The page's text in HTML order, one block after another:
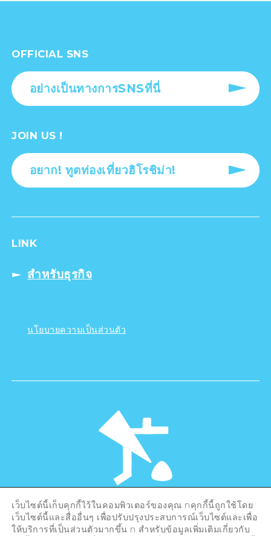
OFFICIAL SNS
อย่างเป็นทางการSNSที่นี่
JOIN US !
อยาก! ทูตท่องเที่ยวฮิโรชิม่า!
LINK
สำหรับธุรกิจ
นโยบายความเป็นส่วนตัว
©Hiroshima Tourism Association /
Hiroshima Prefecture / Hiroshima City .
All rights reserved
เว็บไซต์นี้เก็บคุกกี้ไว้ในคอมพิวเตอร์ของคุณ nคุกกี้นี้ถูกใช้โดย
เว็บไซต์นี้และสื่ออื่นๆ เพื่อปรับปรุงประสบการณ์เว็บไซต์และเพื่อ
ให้บริการที่เป็นส่วนตัวมากขึ้น n สำหรับข้อมูลเพิ่มเติมเกี่ยวกับ